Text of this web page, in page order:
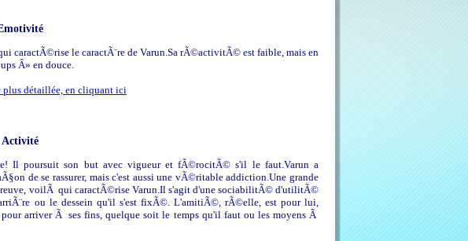
le caractÃ¨re de Varun.Sa rÃ©activitÃ© est faible, mais en
Â» en douce.
plus détaillée, en cliquant ici
Activité
Il poursuit son but avec vigueur et fÃ©rocitÃ© s'il le faut.Varun a
de se rassurer, mais c'est aussi une vÃ©ritable addiction.Une grande
voilÃ qui caractÃ©rise Varun.Il s'agit d'une sociabilitÃ© d'utilitÃ©
ou le dessein qu'il s'est fixÃ©. L'amitiÃ©, rÃ©elle, est pour lui,
arriver Ã ses fins, quelque soit le temps qu'il faut ou les moyens Ã